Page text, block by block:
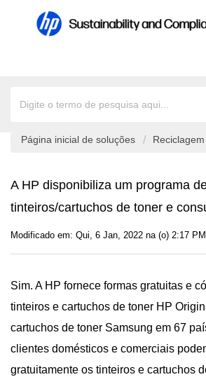
Página inicial de soluções Reciclagem
A HP disponibiliza um programa
tinteiros/cartuchos de toner e
Modificado em: Qui, 6 Jan, 2022 na (o) 2:17 PM
Sim. A HP fornece formas gratuitas e
tinteiros e cartuchos de toner HP
cartuchos de toner Samsung em 67
clientes domésticos e comerciais
gratuitamente os tinteiros e cartuchos